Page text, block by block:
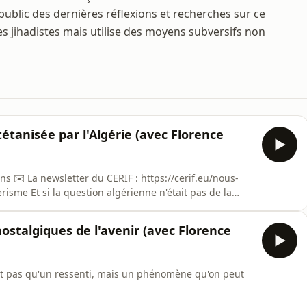
des dernières réflexions et recherches sur ce
jihadistes mais utilise des moyens subversifs non
par l'Algérie (avec Florence
✉️ La newsletter du CERIF : https://cerif.eu/nous-
pas de la
de l'avenir (avec Florence
qu'un ressenti, mais un phénomène qu'on peut